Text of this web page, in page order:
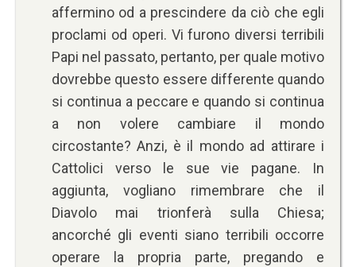
affermino od a prescindere da ciò che egli
proclami od operi. Vi furono diversi terribili
Papi nel passato, pertanto, per quale motivo
dovrebbe questo essere differente quando
si continua a peccare e quando si continua
a non volere cambiare il mondo
circostante? Anzi, è il mondo ad attirare i
Cattolici verso le sue vie pagane. In
aggiunta, vogliano rimembrare che il
Diavolo mai trionferà sulla Chiesa;
ancorché gli eventi siano terribili occorre
operare la propria parte, pregando e